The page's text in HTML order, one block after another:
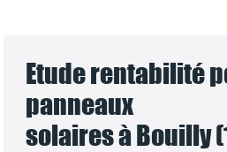
Etude rentabilité
panneaux
solaires à Bouilly